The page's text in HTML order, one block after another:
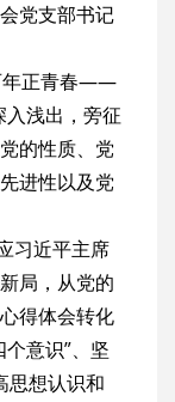
党支部书记
年正青春——
入浅出，旁征
的性质、党
进性以及党
习近平主席
局，从党的
得体会转化
意识”、坚
思想认识和